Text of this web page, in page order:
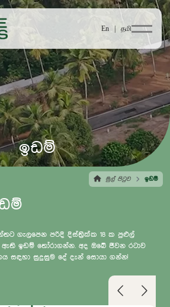
En | தமி
ඉඩම්
මුල් පිටුව ඉඩම්
ගැලපෙන පරිදි දිස්ත්‍රික්ක 18 ක පුළුල්
ඉඩම් තෝරාගන්න. අද ඔබේ ජීවන රටාව
සඳහා සුදුසුම දේ දැන් සොයා ගන්න!